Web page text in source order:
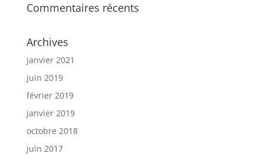
Commentaires récents
Archives
janvier 2021
juin 2019
février 2019
janvier 2019
octobre 2018
juin 2017